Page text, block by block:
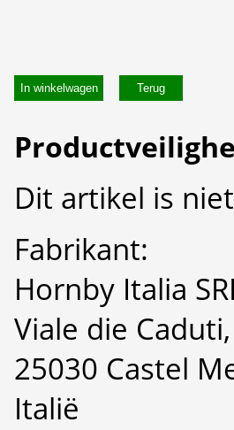
In winkelwagen
Dit artikel is
Fabrikant:
Hornby Italia
Viale die
25030 Castel
Italië